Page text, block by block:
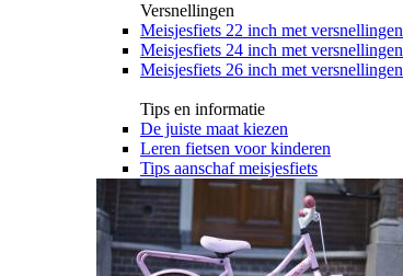
Versnellingen
Meisjesfiets 22 inch met versnellingen
Meisjesfiets 24 inch met versnellingen
Meisjesfiets 26 inch met versnellingen
Tips en informatie
De juiste maat kiezen
Leren fietsen voor kinderen
Tips aanschaf meisjesfiets